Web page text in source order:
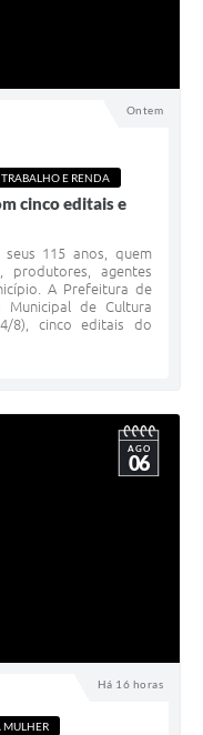
Ontem
TRABALHO E RENDA
cinco editais e
115 anos, quem
agentes
A Prefeitura de
Municipal de Cultura
8), cinco editais do
Há 16 horas
AGO
06
MULHER